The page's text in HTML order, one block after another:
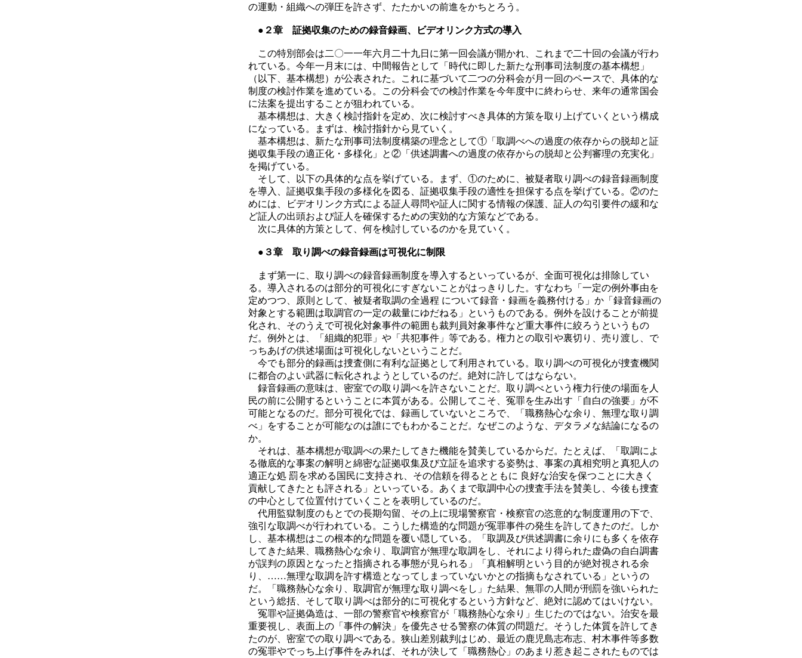
の運動・組織への弾圧を許さず、たたかいの前進をかちとろう。
●２章 証拠収集のための録音録画、ビデオリンク方式の導入
この特別部会は二〇一一年六月二十九日に第一回会議が開かれ、これまで二十回の会議が行わ
れている。今年一月末には、中間報告として「時代に即した新たな刑事司法制度の基本構想」
（以下、基本構想）が公表された。これに基づいて二つの分科会が月一回のペースで、具体的な
制度の検討作業を進めている。この分科会での検討作業を今年度中に終わらせ、来年の通常国会
に法案を提出することが狙われている。
基本構想は、大きく検討指針を定め、次に検討すべき具体的方策を取り上げていくという構成
になっている。まずは、検討指針から見ていく。
基本構想は、新たな刑事司法制度構築の理念として①「取調べへの過度の依存からの脱却と証
拠収集手段の適正化・多様化」と②「供述調書への過度の依存からの脱却と公判審理の充実化」
を掲げている。
そして、以下の具体的な点を挙げている。まず、①のために、被疑者取り調べの録音録画制度
を導入、証拠収集手段の多様化を図る、証拠収集手段の適性を担保する点を挙げている。②のた
めには、ビデオリンク方式による証人尋問や証人に関する情報の保護、証人の勾引要件の緩和な
ど証人の出頭および証人を確保するための実効的な方策などである。
次に具体的方策として、何を検討しているのかを見ていく。
●３章 取り調べの録音録画は可視化に制限
まず第一に、取り調べの録音録画制度を導入するといっているが、全面可視化は排除してい
る。導入されるのは部分的可視化にすぎないことがはっきりした。すなわち「一定の例外事由を
定めつつ、原則として、被疑者取調の全過程 について録音・録画を義務付ける」か「録音録画の
対象とする範囲は取調官の一定の裁量にゆだねる」というものである。例外を設けることが前提
化され、そのうえで可視化対象事件の範囲も裁判員対象事件など重大事件に絞ろうというもの
だ。例外とは、「組織的犯罪」や「共犯事件」等である。権力との取引や裏切り、売り渡し、で
っちあげの供述場面は可視化しないということだ。
今でも部分的録画は捜査側に有利な証拠として利用されている。取り調べの可視化が捜査機関
に都合のよい武器に転化されようとしているのだ。絶対に許してはならない。
録音録画の意味は、密室での取り調べを許さないことだ。取り調べという権力行使の場面を人
民の前に公開するということに本質がある。公開してこそ、冤罪を生み出す「自白の強要」が不
可能となるのだ。部分可視化では、録画していないところで、「職務熱心な余り、無理な取り調
べ」をすることが可能なのは誰にでもわかることだ。なぜこのような、デタラメな結論になるの
か。
それは、基本構想が取調べの果たしてきた機能を賛美しているからだ。たとえば、「取調によ
る徹底的な事案の解明と綿密な証拠収集及び立証を追求する姿勢は、事案の真相究明と真犯人の
適正な処 罰を求める国民に支持され、その信頼を得るとともに 良好な治安を保つことに大きく
貢献してきたとも評される」といっている。あくまで取調中心の捜査手法を賛美し、今後も捜査
の中心として位置付けていくことを表明しているのだ。
代用監獄制度のもとでの長期勾留、その上に現場警察官・検察官の恣意的な制度運用の下で、
強引な取調べが行われている。こうした構造的な問題が冤罪事件の発生を許してきたのだ。しか
し、基本構想はこの根本的な問題を覆い隠している。「取調及び供述調書に余りにも多くを依存
してきた結果、職務熱心な余り、取調官が無理な取調をし、それにより得られた虚偽の自白調書
が誤判の原因となったと指摘される事態が見られる」「真相解明という目的が絶対視される余
り、……無理な取調を許す構造となってしまっていないかとの指摘もなされている」というの
だ。「職務熱心な余り、取調官が無理な取り調べをし」た結果、無罪の人間が刑罰を強いられた
という総括、そして取り調べは部分的に可視化するという方針など、絶対に認めてはいけない。
冤罪や証拠偽造は、一部の警察官や検察官が「職務熱心な余り」生じたのではない。治安を最
重要視し、表面上の「事件の解決」を優先させる警察の体質の問題だ。そうした体質を許してき
たのが、密室での取り調べである。狭山差別裁判はじめ、最近の鹿児島志布志、村木事件等多数
の冤罪やでっち上げ事件をみれば、それが決して「職務熱心」のあまり惹き起こされたものでは